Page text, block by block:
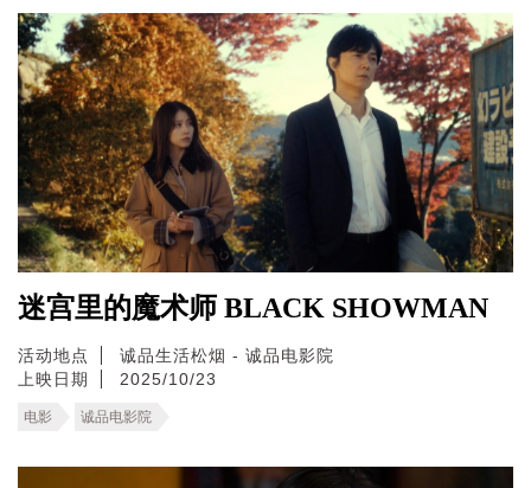
迷宫里的魔术师 BLACK SHOWMAN
活动地点
诚品生活松烟 - 诚品电影院
上映日期
2025/10/23
电影 诚品电影院